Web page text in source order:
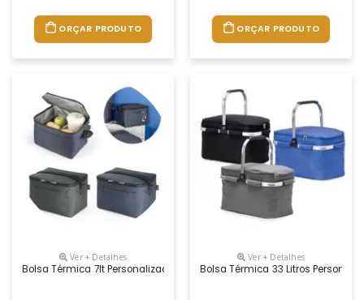
ORÇAR PRODUTO ORÇAR PRODUTO
Ver + Detalhes
Bolsa Térmica 7lt Personalizado
Ver + Detalhes
Bolsa Térmica 33 Litros